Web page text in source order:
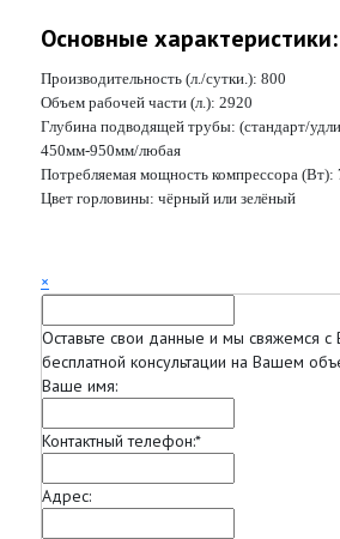
Основные характеристики:
Производительность (л./сутки.): 800
Объем рабочей части (л.): 2920
Глубина подводящей трубы: (стандарт/
450мм-950мм/любая
Потребляемая мощность компрессора (Вт):
Цвет горловины: чёрный или зелёный
×
Оставьте свои данные и мы свяжемся с
бесплатной консультации на Вашем
Ваше имя:
Контактный телефон:*
Адрес: